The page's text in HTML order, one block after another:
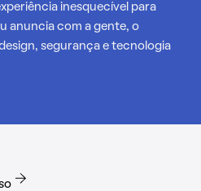
inesquecível para
anuncia com a gente, o
segurança e tecnologia